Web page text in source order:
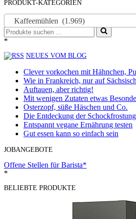
PRODUKT-KATEGORIEN
Kaffeemühlen (1.969)
Suchen
nach …
*
NEUES VOM BLOG
Clever vorkochen mit Hähnchen,
Wie in Frankreich, nur auf Sächsisch
Auftauen, aber richtig!
Mit wenigen Zutaten etwas
Osterzopf, süße Häschen und Co.
Die Entdeckung der Schockfrostung
Entspannt vegane Ernährung testen
Gut essen kann so einfach sein
JOBANGEBOTE
Offene Stellen für Barista*
*
BELIEBTE PRODUKTE